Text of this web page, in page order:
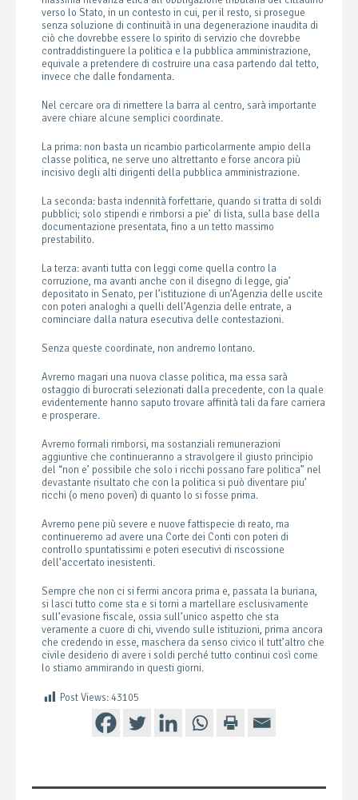
verso lo Stato, in un contesto in cui, per il resto, si prosegue
senza soluzione di continuità in una degenerazione inaudita di
ciò che dovrebbe essere lo spirito di servizio che dovrebbe
contraddistinguere la politica e la pubblica amministrazione,
equivale a pretendere di costruire una casa partendo dal tetto,
invece che dalle fondamenta.
Nel cercare ora di rimettere la barra al centro, sarà importante
avere chiare alcune semplici coordinate.
La prima: non basta un ricambio particolarmente ampio della
classe politica, ne serve uno altrettanto e forse ancora più
incisivo degli alti dirigenti della pubblica amministrazione.
La seconda: basta indennità forfettarie, quando si tratta di soldi
pubblici; solo stipendi e rimborsi a pie’ di lista, sulla base della
documentazione presentata, fino a un tetto massimo
prestabilito.
La terza: avanti tutta con leggi come quella contro la
corruzione, ma avanti anche con il disegno di legge, gia’
depositato in Senato, per l’istituzione di un’Agenzia delle uscite
con poteri analoghi a quelli dell’Agenzia delle entrate, a
cominciare dalla natura esecutiva delle contestazioni.
Senza queste coordinate, non andremo lontano.
Avremo magari una nuova classe politica, ma essa sarà
ostaggio di burocrati selezionati dalla precedente, con la quale
evidentemente hanno saputo trovare affinità tali da fare carriera
e prosperare.
Avremo formali rimborsi, ma sostanziali remunerazioni
aggiuntive che continueranno a stravolgere il giusto principio
del “non e’ possibile che solo i ricchi possano fare politica” nel
devastante risultato che con la politica si può diventare piu’
ricchi (o meno poveri) di quanto lo si fosse prima.
Avremo pene più severe e nuove fattispecie di reato, ma
continueremo ad avere una Corte dei Conti con poteri di
controllo spuntatissimi e poteri esecutivi di riscossione
dell’accertato inesistenti.
Sempre che non ci si fermi ancora prima e, passata la buriana,
si lasci tutto come sta e si torni a martellare esclusivamente
sull’evasione fiscale, ossia sull’unico aspetto che sta
veramente a cuore di chi, vivendo sulle istituzioni, prima ancora
che credendo in esse, maschera da senso civico il tutt’altro che
civile desiderio di avere i soldi perché tutto continui così come
lo stiamo ammirando in questi giorni.
Post Views: 43105